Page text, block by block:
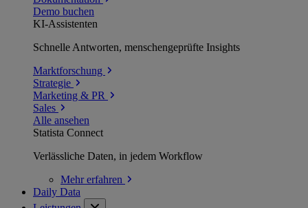
Demo buchen
KI-Assistenten
Schnelle Antworten, menschengeprüfte Insights
Marktforschung
Strategie
Marketing & PR
Sales
Alle ansehen
Statista Connect
Verlässliche Daten, in jedem Workflow
Mehrerfahren
Daily Data